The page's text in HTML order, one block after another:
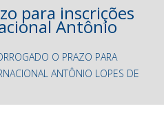
para inscrições
Antônio
O PRAZO PARA
ANTÔNIO LOPES DE